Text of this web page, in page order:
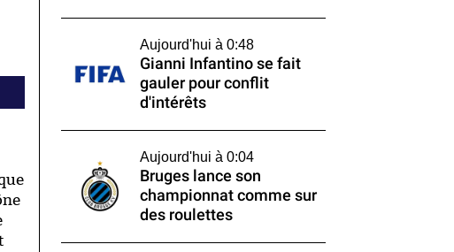
Aujourd'hui à 0:48
Gianni Infantino se fait
gauler pour conflit
d'intérêts
Aujourd'hui à 0:04
Bruges lance son
championnat comme sur
des roulettes